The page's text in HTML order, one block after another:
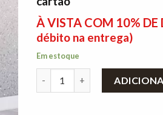
À VISTA COM 10% DE
débito na entrega)
Em estoque